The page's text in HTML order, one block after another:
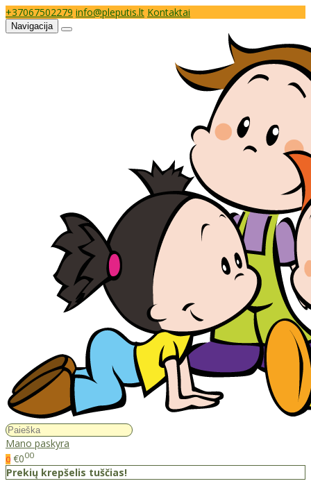
+37067502279 info@pleputis.lt Kontaktai
Navigacija
Mano paskyra
0 €000
Prekių krepšelis tuščias!